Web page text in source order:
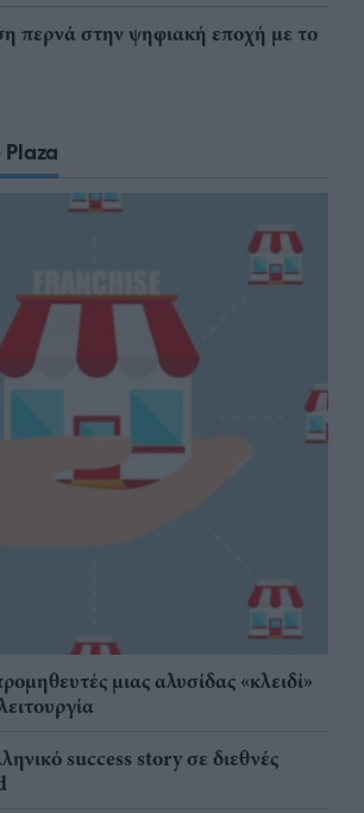
περνά στην ψηφιακή εποχή με το
μιας αλυσίδας «κλειδί»
success story σε διεθνές